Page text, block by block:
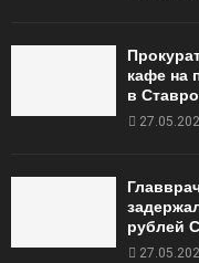
кафе на
в
рублей